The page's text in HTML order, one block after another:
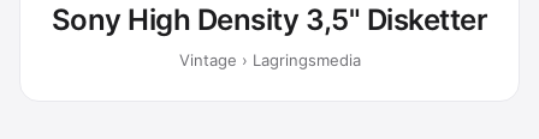
Sony High Density 3,5" Disketter
Vintage › Lagringsmedia